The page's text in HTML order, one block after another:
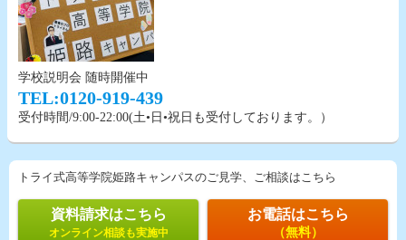
学校説明会 随時開催中
TEL:0120-919-439
受付時間/9:00-22:00(土•日•祝日も受付しております。）
トライ式高等学院姫路キャンパスのご見学、ご相談はこちら
資料請求はこちら
オンライン相談も実施中
お電話はこちら
（無料）